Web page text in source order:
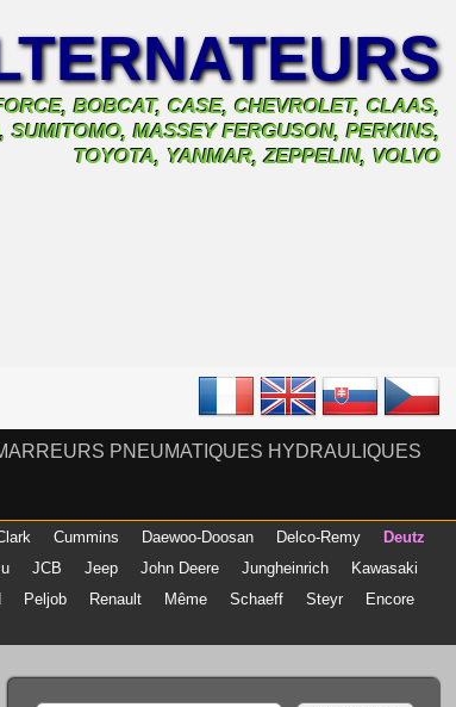
BOBCAT, CASE, CHEVROLET, CLAAS,
MASSEY FERGUSON, PERKINS,
TOYOTA, YANMAR, ZEPPELIN, VOLVO
PNEUMATIQUES HYDRAULIQUES
Clark Cummins Daewoo-Doosan Delco-Remy
Deutz
JCB Jeep John Deere Jungheinrich
Kawasaki
Peljob Renault Même Schaeff Steyr
Encore